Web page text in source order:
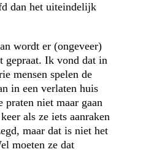
dan het uiteindelijk
wordt er (ongeveer)
gepraat. Ik vond dat in
mensen spelen de
in een verlaten huis
praten niet maar gaan
als ze iets aanraken
maar dat is niet het
moeten ze dat